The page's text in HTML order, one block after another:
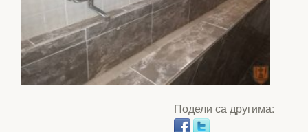
Подели са другима: